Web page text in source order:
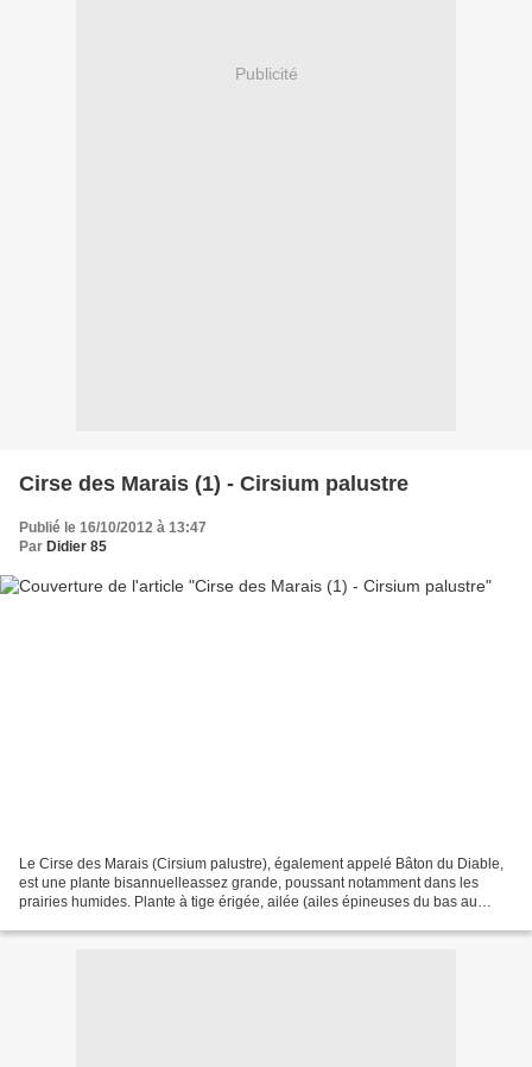
Publicité
Cirse des Marais (1) - Cirsium palustre
Publié le 16/10/2012 à 13:47
Par Didier 85
Le Cirse des Marais (Cirsium palustre), également appelé Bâton du Diable,
est une plante bisannuelleassez grande, poussant notamment dans les
prairies humides. Plante à tige érigée, ailée (ailes épineuses du bas au